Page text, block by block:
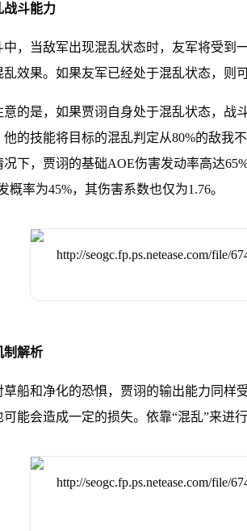
战斗能力
中，当敌军出现混乱状态时，友军将受到
效果。如果友军已经处于混乱状态，则
意的是，如果贾诩自身处于混乱状态，战
的技能将目标的混乱判定从80%的敌我
下，贾诩的基础AOE伤害发动率高达
概率为45%，其伤害系数也仅为1.76。
制解析
草船和净化的恐惧，贾诩的输出能力同样
能会造成一定的损失。依靠“混乱”来进